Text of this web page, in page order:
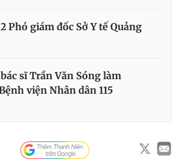
Phó giám đốc Sở Y tế Quảng
sĩ Trần Văn Sóng làm
viện Nhân dân 115